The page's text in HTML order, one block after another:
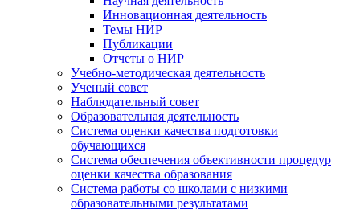
Инновационная деятельность
Темы НИР
Публикации
Отчеты о НИР
Учебно-методическая деятельность
Ученый совет
Наблюдательный совет
Образовательная деятельность
Система оценки качества подготовки
обучающихся
Система обеспечения объективности процедур
оценки качества образования
Система работы со школами с низкими
образовательными результатами